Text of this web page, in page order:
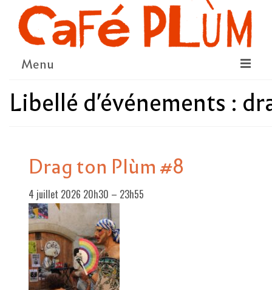
Menu
LE PROJET
NOUS SOUTENIR
LE PROGRAMME
DÉTAIL DES ÉVÉNEMENTS
LA SAISON CULTURELLE
AMI·ES ARTISTES
Libellé d'événements :
Drag ton Plùm #8
4 juillet 2026 20h30 – 23h55